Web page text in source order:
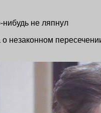
нибудь не ляпнул
незаконном